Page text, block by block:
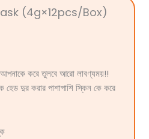
(4g×12pcs/Box)
আপনাকে করে তুলবে আরো লাবণ্যময়!!
হেড দুর করার পাশাপাশি স্কিন কে করে